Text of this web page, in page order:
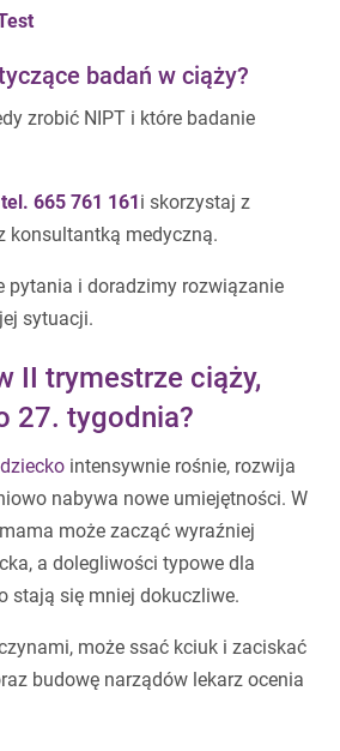
badań w ciąży?
zrobić NIPT i które badanie
tel. 665 761 161i skorzystaj z
konsultantką medyczną.
pytania i doradzimy rozwiązanie
sytuacji.
II trymestrze ciąży,
27. tygodnia?
dziecko intensywnie rośnie, rozwija
nabywa nowe umiejętności. W
może zacząć wyraźniej
a dolegliwości typowe dla
stają się mniej dokuczliwe.
może ssać kciuk i zaciskać
budowę narządów lekarz ocenia